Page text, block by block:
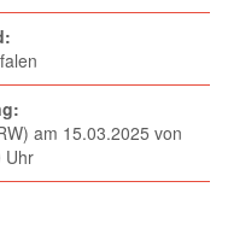
am 15.03.2025 von
Uhr